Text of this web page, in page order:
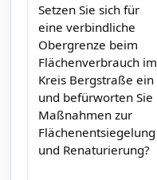
Setzen Sie sich für
eine verbindliche
Obergrenze beim
Flächenverbrauch im
Kreis Bergstraße ein
und befürworten Sie
Maßnahmen zur
Flächenentsiegelung
und Renaturierung?